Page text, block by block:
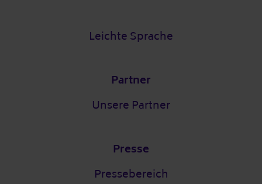
Leichte Sprache
Partner
Unsere Partner
Presse
Pressebereich